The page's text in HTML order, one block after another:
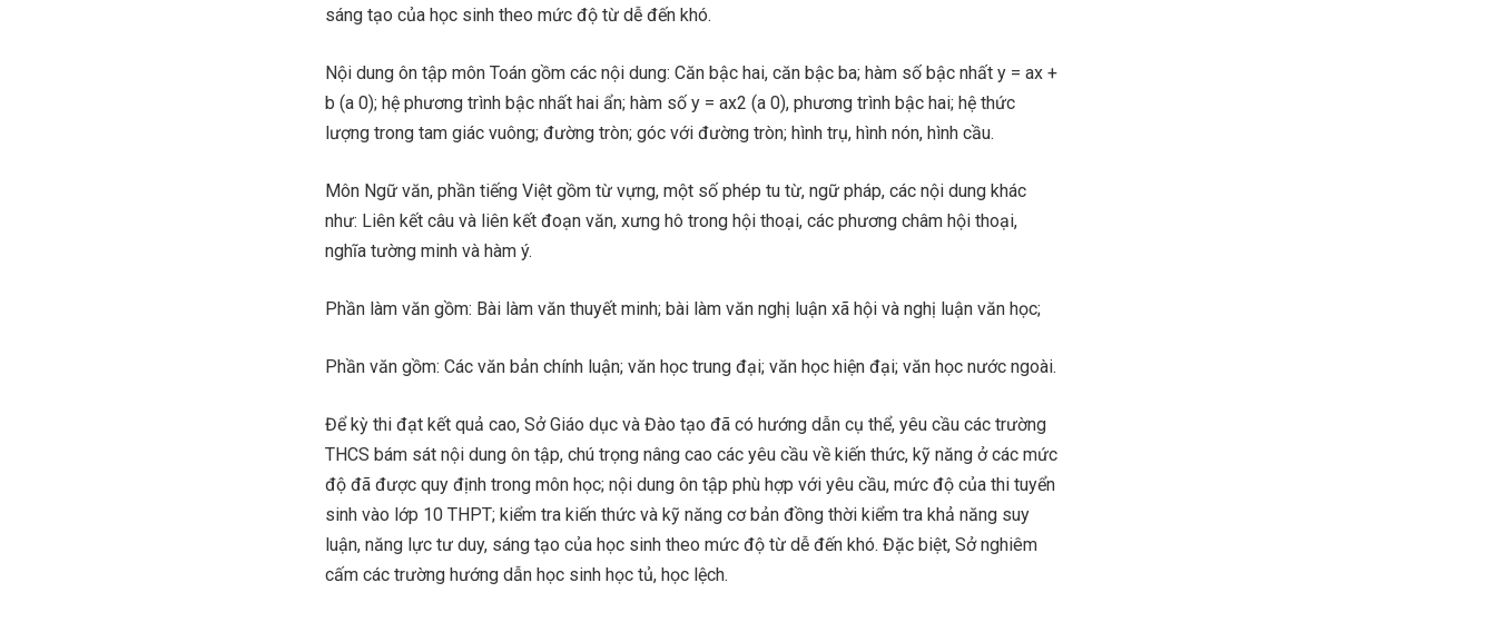
sáng tạo của học sinh theo mức độ từ dễ đến khó.
Nội dung ôn tập môn Toán gồm các nội dung: Căn bậc hai, căn bậc ba; hàm số bậc nhất y = ax +
b (a 0); hệ phương trình bậc nhất hai ẩn; hàm số y = ax2 (a 0), phương trình bậc hai; hệ thức
lượng trong tam giác vuông; đường tròn; góc với đường tròn; hình trụ, hình nón, hình cầu.
Môn Ngữ văn, phần tiếng Việt gồm từ vựng, một số phép tu từ, ngữ pháp, các nội dung khác
như: Liên kết câu và liên kết đoạn văn, xưng hô trong hội thoại, các phương châm hội thoại,
nghĩa tường minh và hàm ý.
Phần làm văn gồm: Bài làm văn thuyết minh; bài làm văn nghị luận xã hội và nghị luận văn học;
Phần văn gồm: Các văn bản chính luận; văn học trung đại; văn học hiện đại; văn học nước ngoài.
Để kỳ thi đạt kết quả cao, Sở Giáo dục và Đào tạo đã có hướng dẫn cụ thể, yêu cầu các trường
THCS bám sát nội dung ôn tập, chú trọng nâng cao các yêu cầu về kiến thức, kỹ năng ở các mức
độ đã được quy định trong môn học; nội dung ôn tập phù hợp với yêu cầu, mức độ của thi tuyển
sinh vào lớp 10 THPT; kiểm tra kiến thức và kỹ năng cơ bản đồng thời kiểm tra khả năng suy
luận, năng lực tư duy, sáng tạo của học sinh theo mức độ từ dễ đến khó. Đặc biệt, Sở nghiêm
cấm các trường hướng dẫn học sinh học tủ, học lệch.